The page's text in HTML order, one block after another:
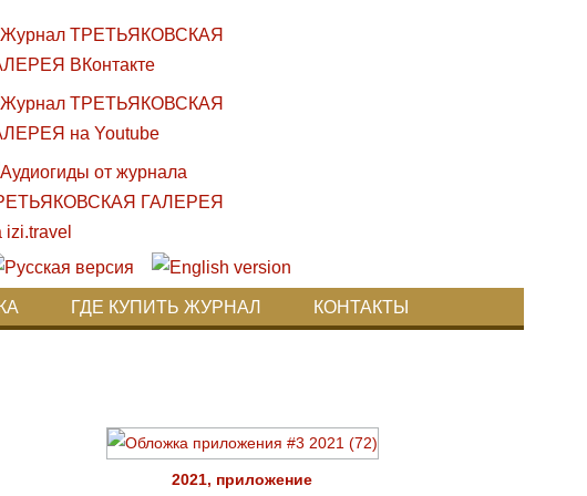
ГДЕ КУПИТЬ ЖУРНАЛ КОНТАКТЫ
2021, приложение